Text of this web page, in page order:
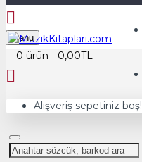
Menu
0 ürün - 0,00TL
Alışveriş sepetiniz boş!